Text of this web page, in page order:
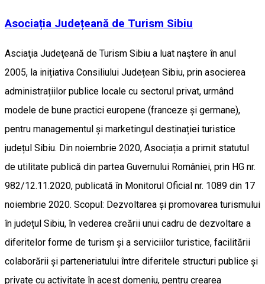
Asociația Județeană de Turism Sibiu
Asciaţia Judeţeană de Turism Sibiu a luat naştere în anul
2005, la inițiativa Consiliului Județean Sibiu, prin asocierea
administrațiilor publice locale cu sectorul privat, urmând
modele de bune practici europene (franceze și germane),
pentru managementul și marketingul destinației turistice
județul Sibiu. Din noiembrie 2020, Asociația a primit statutul
de utilitate publică din partea Guvernului României, prin HG nr.
982/12.11.2020, publicată în Monitorul Oficial nr. 1089 din 17
noiembrie 2020. Scopul: Dezvoltarea și promovarea turismului
în județul Sibiu, în vederea creării unui cadru de dezvoltare a
diferitelor forme de turism și a serviciilor turistice, facilitării
colaborării și parteneriatului între diferitele structuri publice și
private cu activitate în acest domeniu, pentru crearea